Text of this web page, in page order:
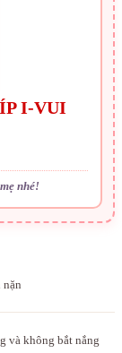
I-VUI
nhé!
nặn
và không bắt nắng